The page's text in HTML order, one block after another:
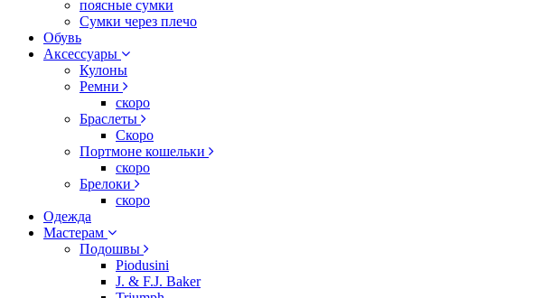
поясные сумки
Сумки через плечо
Обувь
Аксессуары
Кулоны
Ремни
скоро
Браслеты
Скоро
Портмоне кошельки
скоро
Брелоки
скоро
Одежда
Мастерам
Подошвы
Piodusini
J. & F.J. Baker